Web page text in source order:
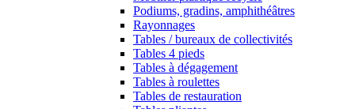
Podiums, gradins, amphithéâtres
Rayonnages
Tables / bureaux de collectivités
Tables 4 pieds
Tables à dégagement
Tables à roulettes
Tables de restauration